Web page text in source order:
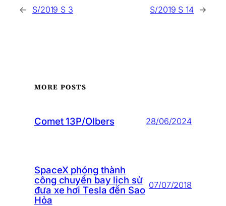
← S/2019 S 3 S/2019 S 14 →
MORE POSTS
Comet 13P/Olbers 28/06/2024
SpaceX phóng thành
công chuyến bay lịch sử
đưa xe hơi Tesla đến Sao
Hỏa
07/07/2018